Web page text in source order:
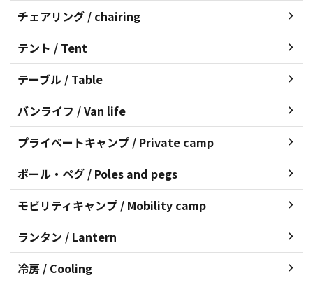
チェアリング / chairing
テント / Tent
テーブル / Table
バンライフ / Van life
プライベートキャンプ / Private camp
ポール・ペグ / Poles and pegs
モビリティキャンプ / Mobility camp
ランタン / Lantern
冷房 / Cooling